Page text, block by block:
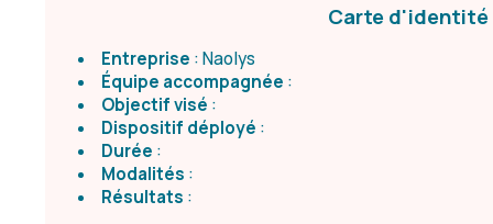
Carte d'identité
Entreprise : Naolys
Équipe accompagnée :
Objectif visé :
Dispositif déployé :
Durée :
Modalités :
Résultats :